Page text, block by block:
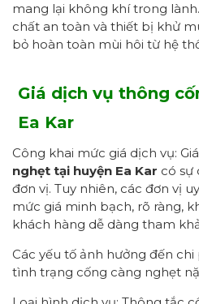
mang lại không khí trong
chất an toàn và thiết bị khử
bỏ hoàn toàn mùi hôi từ hệ
Giá dịch vụ thông
Ea Kar
Công khai mức giá dịch vụ:
nghẹt tại huyện Ea Kar có sự
đơn vị. Tuy nhiên, các đơn vị
mức giá minh bạch, rõ ràng,
khách hàng dễ dàng tham
Các yếu tố ảnh hưởng đến
tình trạng cống càng nghẹt